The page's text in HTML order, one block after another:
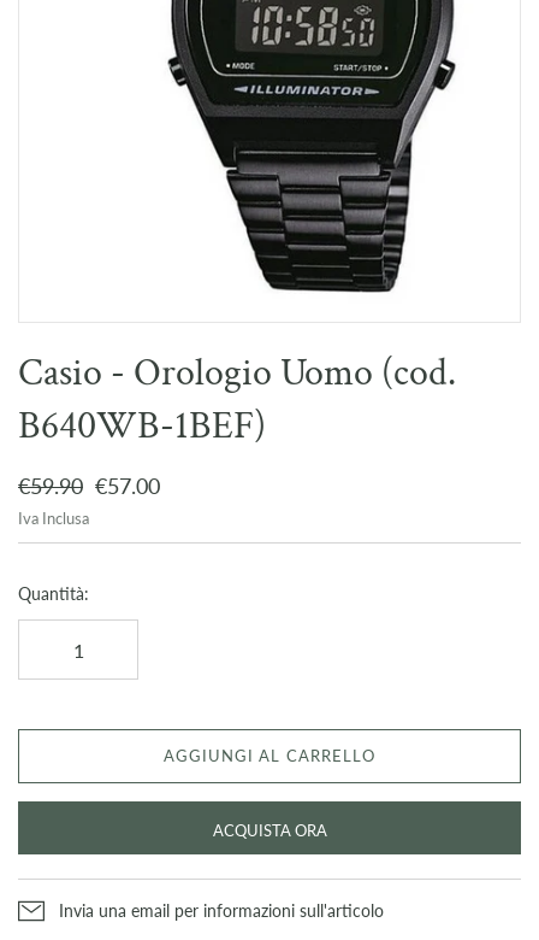
Casio - Orologio Uomo (cod.
B640WB-1BEF)
€59.90 €57.00
Iva Inclusa
Quantità:
AGGIUNGI AL CARRELLO
ACQUISTA ORA
Invia una email per informazioni sull'articolo